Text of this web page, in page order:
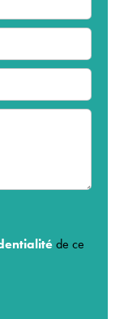
de ce